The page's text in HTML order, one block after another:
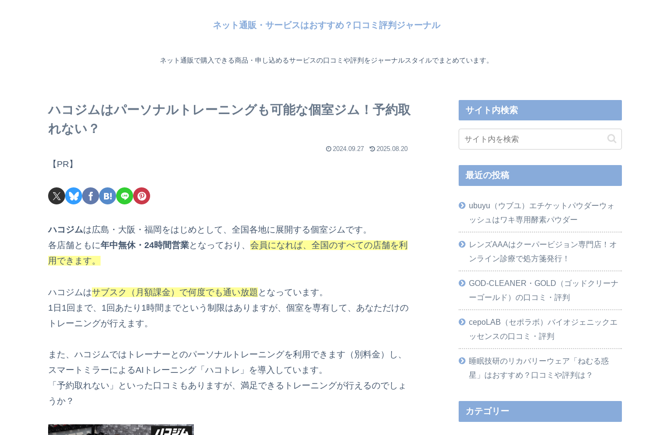
ネット通販・サービスはおすすめ？口コミ評判ジャーナル
ネット通販で購入できる商品・申し込めるサービスの口コミや評判をジャーナルスタイルでまとめています。
ハコジムはパーソナルトレーニングも可能な個室ジム！予約取
れない？
2024.09.27 2025.08.20
【PR】
ハコジムは広島・大阪・福岡をはじめとして、全国各地に展開する個室ジムです。
各店舗ともに年中無休・24時間営業となっており、 会員になれば、全国のすべての店舗を利
用できます。
ハコジムはサブスク（月額課金）で何度でも通い放題 となっています。
1日1回まで、1回あたり1時間までという制限はありますが、個室を専有して、あなただけの
トレーニングが行えます。
また、ハコジムではトレーナーとのパーソナルトレーニングを利用できます（別料金）し、
スマートミラーによるAIトレーニング「ハコトレ」を導入しています。
「予約取れない」といった口コミもありますが、満足できるトレーニングが行えるのでしょ
うか？
サイト内検索
最近の投稿
ubuyu（ウブユ）エチケットパウダーウォ
ッシュはワキ専用酵素パウダー
レンズAAAはクーパービジョン専門店！オ
ンライン診療で処方箋発行！
GOD-CLEANER・GOLD（ゴッドクリーナ
ーゴールド）の口コミ・評判
cepoLAB（セポラボ）バイオジェニックエ
ッセンスの口コミ・評判
睡眠技研のリカバリーウェア「ねむる惑
星」はおすすめ？口コミや評判は？
カテゴリー